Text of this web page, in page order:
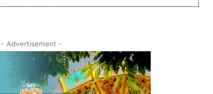
- Advertisement -